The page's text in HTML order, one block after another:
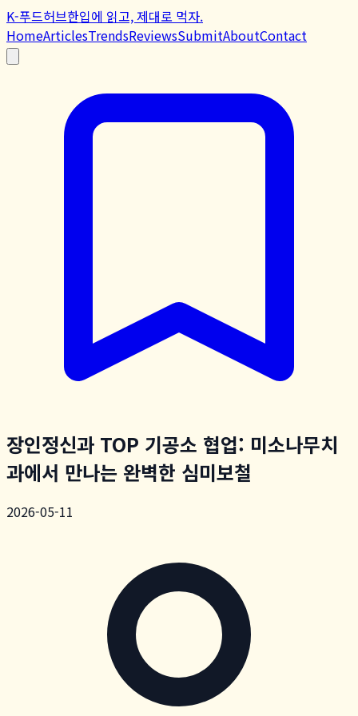
K-푸드허브한입에 읽고, 제대로 먹자.
HomeArticlesTrendsReviewsSubmitAboutContact
장인정신과 TOP 기공소 협업: 미소나무치
과에서 만나는 완벽한 심미보철
2026-05-11